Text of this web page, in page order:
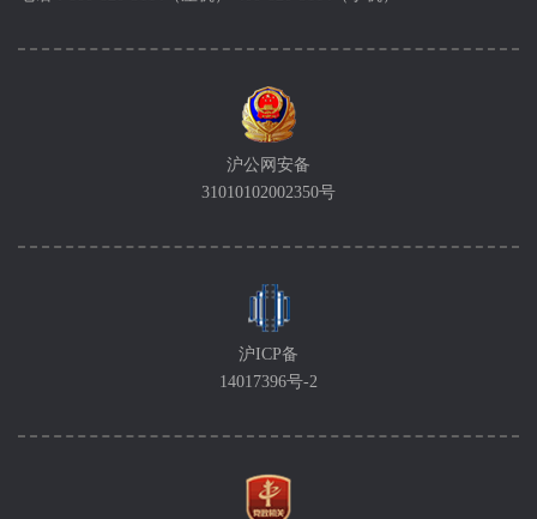
沪公网安备
31010102002350号
沪ICP备
14017396号-2